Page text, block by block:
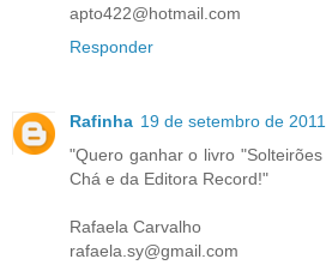
apto422@hotmail.com
Responder
Rafinha 19 de setembro de
"Quero ganhar o livro
Chá e da Editora Record!"
Rafaela Carvalho
rafaela.sy@gmail.com